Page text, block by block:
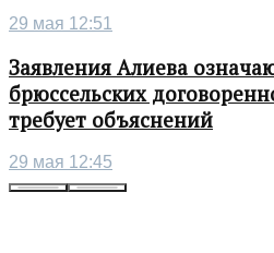
29 мая 12:51
Заявления Алиева
брюссельских
требует объяснений
29 мая 12:45